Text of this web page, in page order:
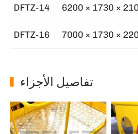
DFTZ-14 6200 × 1730 ×
DFTZ-16 7000 × 1730 ×
تفاصيل الأجزاء